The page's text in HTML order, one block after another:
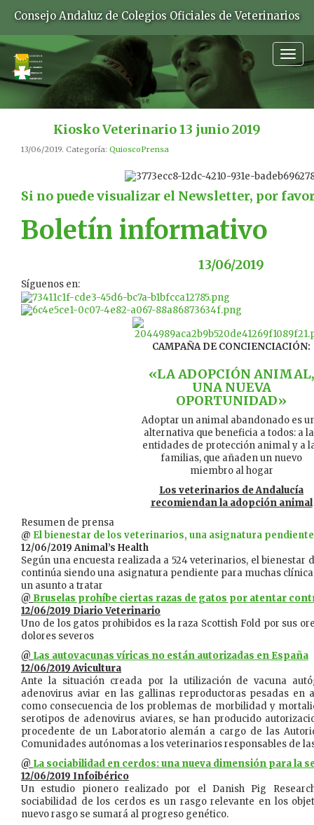
Consejo Andaluz de Colegios Oficiales de Veterinarios
Kiosko Veterinario 13 junio 2019
13/06/2019. Categoría: QuioscoPrensa
Si no puede visualizar el Newsletter, por
Boletín informativo
13/06/2019
Síguenos en:
CAMPAÑA DE CONCIENCIACIÓN:
«LA ADOPCIÓN ANIMAL,
UNA NUEVA
OPORTUNIDAD»
Adoptar un animal abandonado es
alternativa que beneficia a todos: a
entidades de protección animal y a
familias, que añaden un nuevo
miembro al hogar
Los veterinarios de Andalucía
recomiendan la adopción animal
Resumen de prensa
@ El bienestar de los veterinarios, una asignatura pendiente
12/06/2019 Animal’s Health
Según una encuesta realizada a 524 veterinarios, el bienestar
continúa siendo una asignatura pendiente para muchas
un asunto a tratar
@ Bruselas prohíbe ciertas razas de gatos por atentar
12/06/2019 Diario Veterinario
​Uno de los gatos prohibidos es la raza Scottish Fold por sus
dolores severos
@ Las autovacunas víricas no están autorizadas en España
12/06/2019 Avicultura
Ante la situación creada por la utilización de vacuna
adenovirus aviar en las gallinas reproductoras pesadas en
como consecuencia de los problemas de morbilidad y
serotipos de adenovirus aviares, se han producido
procedente de un Laboratorio alemán a cargo de las
Comunidades autónomas a los veterinarios responsables de
@ La sociabilidad en cerdos: una nueva dimensión para la
12/06/2019 Infoibérico
Un estudio pionero realizado por el Danish Pig
sociabilidad de los cerdos es un rasgo relevante en los
nuevo rasgo se sumará al progreso genético.